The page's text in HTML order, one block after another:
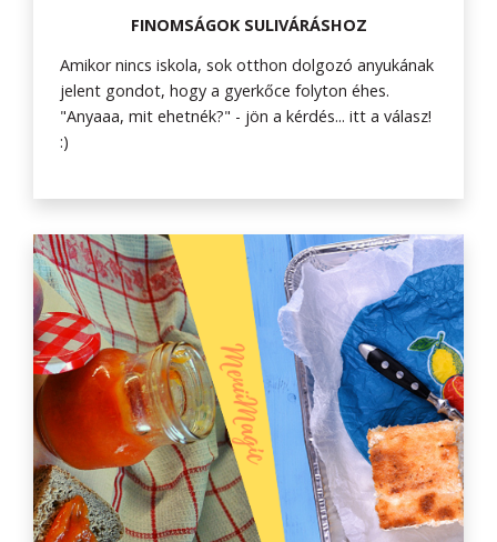
FINOMSÁGOK SULIVÁRÁSHOZ
Amikor nincs iskola, sok otthon dolgozó anyukának
jelent gondot, hogy a gyerkőce folyton éhes.
"Anyaaa, mit ehetnék?" - jön a kérdés... itt a válasz!
:)